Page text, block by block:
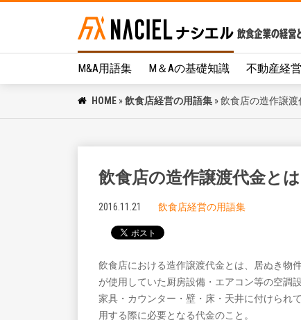
M&A用語集 M＆Aの基礎知識 不動産経
HOME »飲食店経営の用語集 »飲食店の造作譲渡
飲食店の造作譲渡代金とは
2016.11.21 飲食店経営の用語集
飲食店における造作譲渡代金とは、居ぬき物
が使用していた厨房設備・エアコン等の空調
家具・カウンター・壁・床・天井に付けられ
用する際に必要となる代金のこと。